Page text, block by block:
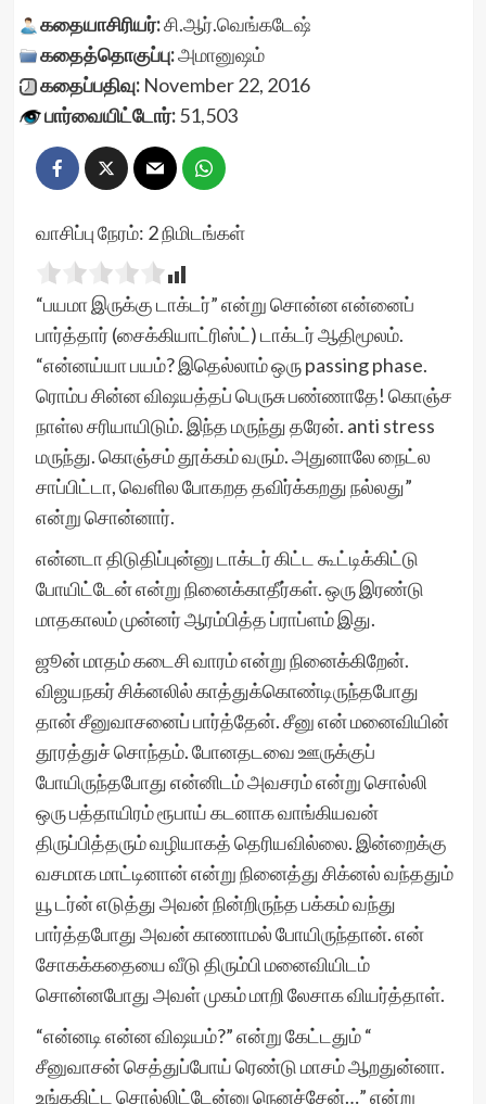
கதையாசிரியர்:சி.ஆர்.வெங்கடேஷ்
கதைத்தொகுப்பு:அமானுஷம்
கதைப்பதிவு:November 22, 2016
பார்வையிட்டோர்:51,503
வாசிப்பு நேரம்: 2நிமிடங்கள்
“பயமா இருக்கு டாக்டர்” என்று சொன்ன என்னைப்
பார்த்தார் (சைக்கியாட்ரிஸ்ட்) டாக்டர் ஆதிமூலம்.
“என்னய்யா பயம்? இதெல்லாம் ஒரு passing phase.
ரொம்ப சின்ன விஷயத்தப் பெருசு பண்ணாதே! கொஞ்ச
நாள்ல சரியாயிடும். இந்த மருந்து தரேன். anti stress
மருந்து. கொஞ்சம் தூக்கம் வரும். அதுனாலே நைட்ல
சாப்பிட்டா, வெளில போகறத தவிர்க்கறது நல்லது”
என்று சொன்னார்.
என்னடா திடுதிப்புன்னு டாக்டர் கிட்ட கூட்டிக்கிட்டு
போயிட்டேன் என்று நினைக்காதீர்கள். ஒரு இரண்டு
மாதகாலம் முன்னர் ஆரம்பித்த ப்ராப்ளம் இது.
ஜூன் மாதம் கடைசி வாரம் என்று நினைக்கிறேன்.
விஜயநகர் சிக்னலில் காத்துக்கொண்டிருந்தபோது
தான் சீனுவாசனைப் பார்த்தேன். சீனு என் மனைவியின்
தூரத்துச் சொந்தம். போனதடவை ஊருக்குப்
போயிருந்தபோது என்னிடம் அவசரம் என்று சொல்லி
ஒரு பத்தாயிரம் ரூபாய் கடனாக வாங்கியவன்
திருப்பித்தரும் வழியாகத் தெரியவில்லை. இன்றைக்கு
வசமாக மாட்டினான் என்று நினைத்து சிக்னல் வந்ததும்
யூ டர்ன் எடுத்து அவன் நின்றிருந்த பக்கம் வந்து
பார்த்தபோது அவன் காணாமல் போயிருந்தான். என்
சோகக்கதையை வீடு திரும்பி மனைவியிடம்
சொன்னபோது அவள் முகம் மாறி லேசாக வியர்த்தாள்.
“என்னடி என்ன விஷயம்?” என்று கேட்டதும் “
சீனுவாசன் செத்துப்போய் ரெண்டு மாசம் ஆறதுன்னா.
உங்ககிட்ட சொல்லிட்டேன்னு நெனச்சேன்…” என்று